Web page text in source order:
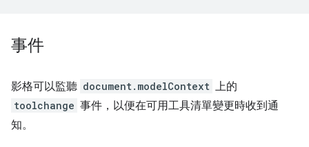
事件
影格可以監聽 document.modelContext 上的
toolchange 事件，以便在可用工具清單變更時收到通
知。